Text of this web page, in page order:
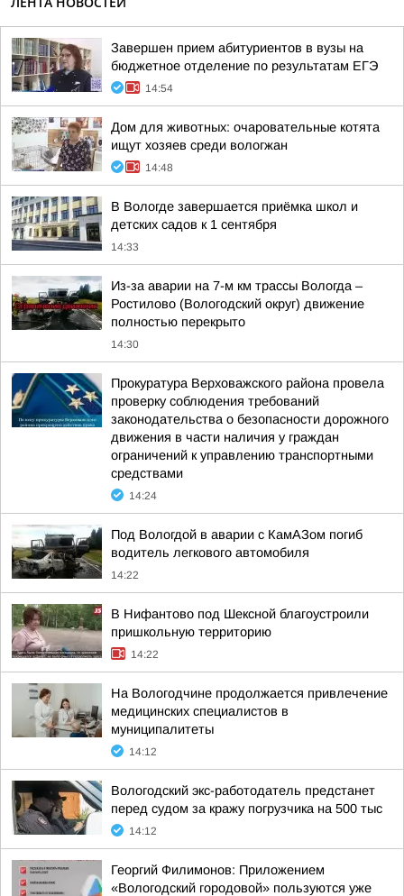
Завершен прием абитуриентов в вузы на
бюджетное отделение по результатам ЕГЭ
14:54
Дом для животных: очаровательные котята
ищут хозяев среди вологжан
14:48
В Вологде завершается приёмка школ и
детских садов к 1 сентября
14:33
Из-за аварии на 7-м км трассы Вологда –
Ростилово (Вологодский округ) движение
полностью перекрыто
14:30
Прокуратура Верховажского района провела
проверку соблюдения требований
законодательства о безопасности дорожного
движения в части наличия у граждан
ограничений к управлению транспортными
средствами
14:24
Под Вологдой в аварии с КамАЗом погиб
водитель легкового автомобиля
14:22
В Нифантово под Шексной благоустроили
пришкольную территорию
14:22
На Вологодчине продолжается привлечение
медицинских специалистов в
муниципалитеты
14:12
Вологодский экс-работодатель предстанет
перед судом за кражу погрузчика на 500 тыс
14:12
Георгий Филимонов: Приложением
«Вологодский городовой» пользуются уже